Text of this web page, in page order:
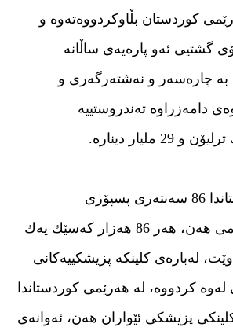
كوردستان بڵاوکردووەتەوە و
گشتیی ئەو پارەیەی ساڵانە
بە چارەسەر ‌و نەشتەرگەری و
دامەزراوە تەندروستییە
ملیار دینارە.
لە هەرێمی كوردستاندا 86 سەنتەری پسپۆری
تەندروستیی حكوومی هەن، هەر 86 هەزار كەسێك یەك
لەبارەی كلینكە پزیشكییەكانی
لەوە كردووە، لە هەرێمی كوردستاندا
هەزار و 160 كلینكی پزیشكی ئێواران هەن، ئەوانەی